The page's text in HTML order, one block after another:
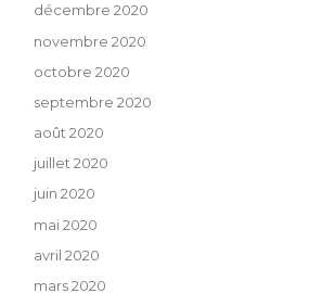
décembre 2020
novembre 2020
octobre 2020
septembre 2020
août 2020
juillet 2020
juin 2020
mai 2020
avril 2020
mars 2020